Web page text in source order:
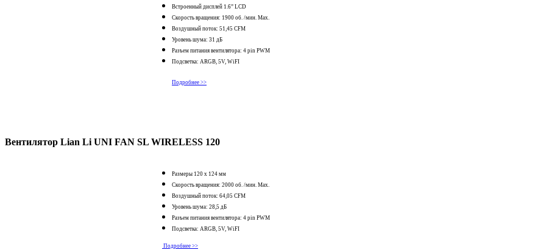
Встроенный дисплей 1.6” LCD
Скорость вращения: 1900 об. /мин. Max.
Воздушный поток: 51,45 CFM
Уровень шума: 31 дБ
Разъем питания вентилятора: 4 pin PWM
Подсветка: ARGB, 5V, WiFI
Подробнее >>
Вентилятор Lian Li UNI FAN SL WIRELESS 120
Размеры 120 x 124 мм
Скорость вращения: 2000 об. /мин. Max.
Воздушный поток: 64,05 CFM
Уровень шума: 28,5 дБ
Разъем питания вентилятора: 4 pin PWM
Подсветка: ARGB, 5V, WiFI
Подробнее >>